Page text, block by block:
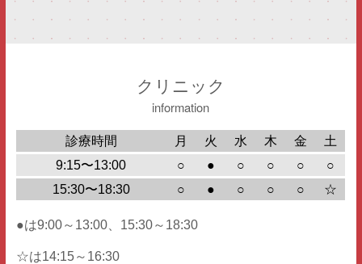
クリニック
information
診療時間 月 火 水 木 金
土
9:15〜13:00
○ ● ○ ○ ○
○
15:30〜18:30
○ ● ○ ○ ○ ☆
●は9:00～13:00、15:30～18:30
☆は14:15～16:30